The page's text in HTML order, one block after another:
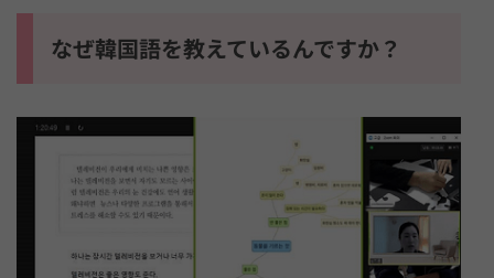
なぜ韓国語を教えているんですか？